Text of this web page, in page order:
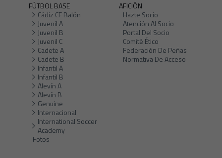
FÚTBOL BASE
Cádiz CF Balón
Juvenil A
Juvenil B
Juvenil C
Cadete A
Cadete B
Infantil A
Infantil B
Alevín A
Alevín B
Genuine
Internacional
International Soccer
Academy
Fotos
AFICIÓN
Hazte Socio
Atención Al Socio
Portal Del Socio
Comité Ético
Federación De Peñas
Normativa De Acceso